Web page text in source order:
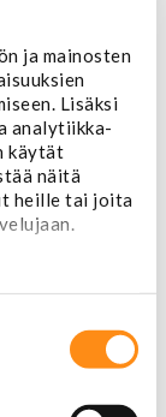
ja mainosten
Lisäksi
analytiikka-
käytät
näitä
heille tai joita